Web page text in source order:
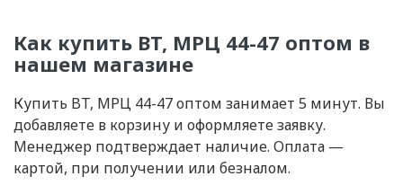
Как купить BT, МРЦ 44-47 оптом в
нашем магазине
Купить BT, МРЦ 44-47 оптом занимает 5 минут. Вы
добавляете в корзину и оформляете заявку.
Менеджер подтверждает наличие. Оплата —
картой, при получении или безналом.